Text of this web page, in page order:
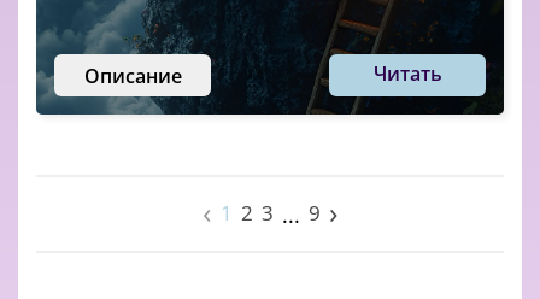
Описание Читать
‹ 1 2 3 ... 9 ›